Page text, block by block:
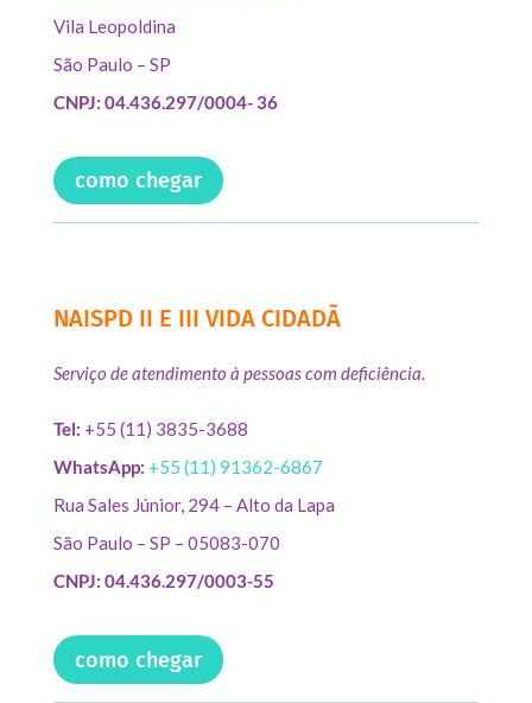
Vila Leopoldina
São Paulo – SP
CNPJ: 04.436.297/0004- 36
como chegar
NAISPD II E III VIDA CIDADÃ
Serviço de atendimento à pessoas com deficiência.
Tel: +55 (11) 3835-3688
WhatsApp: +55 (11) 91362-6867
Rua Sales Júnior, 294 – Alto da Lapa
São Paulo – SP – 05083-070
CNPJ: 04.436.297/0003-55
como chegar